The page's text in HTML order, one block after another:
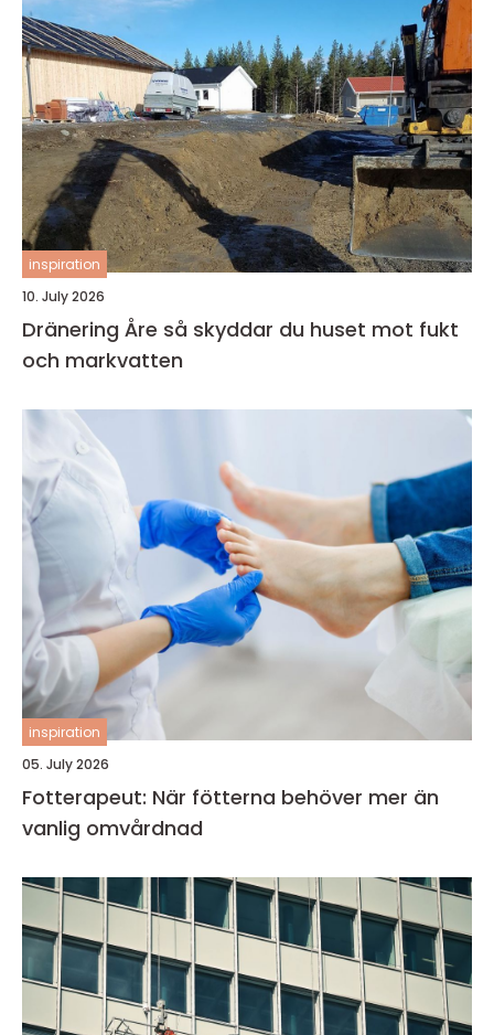
inspiration
10. July 2026
Dränering Åre så skyddar du huset mot fukt
och markvatten
inspiration
05. July 2026
Fotterapeut: När fötterna behöver mer än
vanlig omvårdnad